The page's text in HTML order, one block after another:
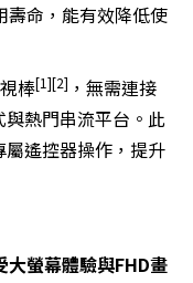
壽命，能有效降低使
棒[1][2] ，無需連接
熱門串流平台。此
遙控器操作，提升
螢幕體驗與FHD畫